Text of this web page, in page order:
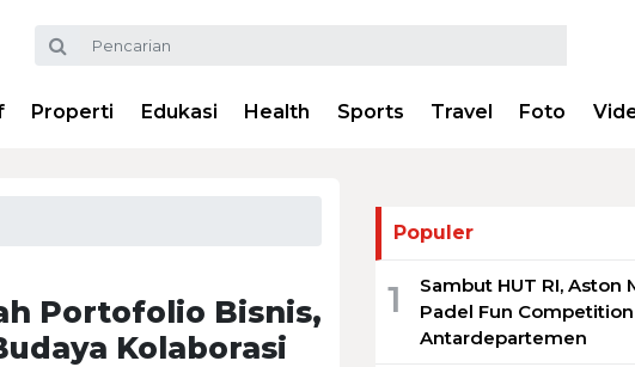
Properti Edukasi Health Sports Travel Foto
Portofolio Bisnis,
Kolaborasi
Populer
1
Sambut HUT RI, Aston
Padel Fun Competition
Antardepartemen